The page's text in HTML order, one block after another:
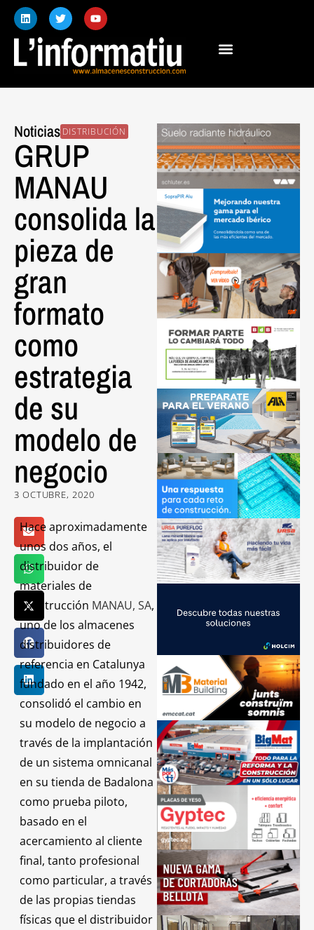
Noticias DISTRIBUCIÓN
GRUP
MANAU
consolida la
pieza de
gran
formato
como
estrategia
de su
modelo de
negocio
3 OCTUBRE, 2020
Hace aproximadamente
unos dos años, el
distribuidor de
materiales de
construcción MANAU, SA,
uno de los almacenes
distribuidores de
referencia en Catalunya
fundado en el año 1942,
consolidó el cambio en
su modelo de negocio a
través de la implantación
de un sistema omnicanal
en su tienda de Badalona
como prueba piloto,
basado en el
acercamiento al cliente
final, tanto profesional
como particular, a través
de las propias tiendas
físicas que el distribuidor